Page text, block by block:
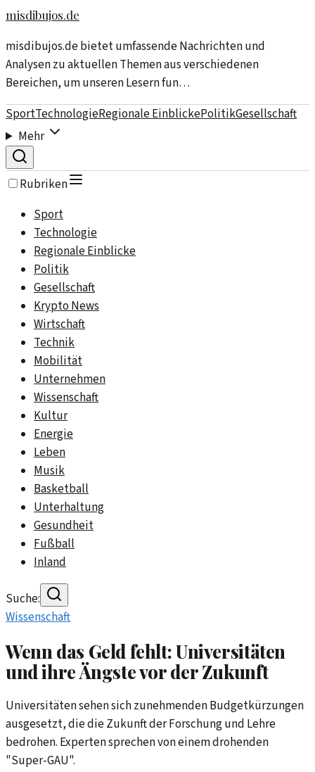
misdibujos.de
misdibujos.de bietet umfassende Nachrichten und
Analysen zu aktuellen Themen aus verschiedenen
Bereichen, um unseren Lesern fun…
SportTechnologieRegionale EinblickePolitikGesellschaft
Mehr
Rubriken
Sport
Technologie
Regionale Einblicke
Politik
Gesellschaft
Krypto News
Wirtschaft
Technik
Mobilität
Unternehmen
Wissenschaft
Kultur
Energie
Leben
Musik
Basketball
Unterhaltung
Gesundheit
Fußball
Inland
Suche:
Wissenschaft
Wenn das Geld fehlt: Universitäten
und ihre Ängste vor der Zukunft
Universitäten sehen sich zunehmenden Budgetkürzungen
ausgesetzt, die die Zukunft der Forschung und Lehre
bedrohen. Experten sprechen von einem drohenden
"Super-GAU".